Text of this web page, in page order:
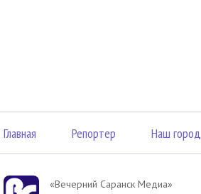
Главная Репортер Наш город
«Вечерний Саранск Mедиа»